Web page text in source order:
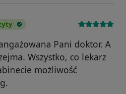
Pani doktor. A
Wszystko, co lekarz
możliwość